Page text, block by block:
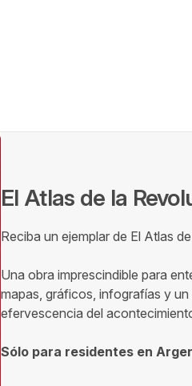
El Atlas de la
Reciba un ejemplar de El Atlas
Una obra imprescindible para
mapas, gráficos, infografías y
efervescencia del
Sólo para residentes en